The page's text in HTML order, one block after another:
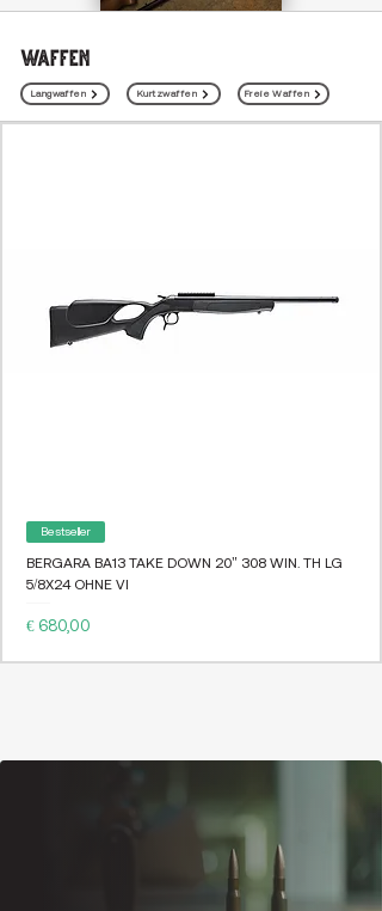
Bestseller
BERGARA BA13 TAKE DOWN 20" 308 WIN. TH LG
5/8X24 OHNE VI
Preis
€ 680,00
WAFFEN
Langwaffen Kurtzwaffen Freie Waffen